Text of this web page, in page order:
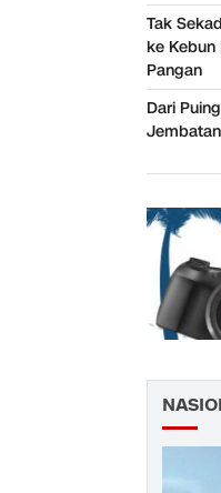
Tak
ke Kebun
Pangan
Dari